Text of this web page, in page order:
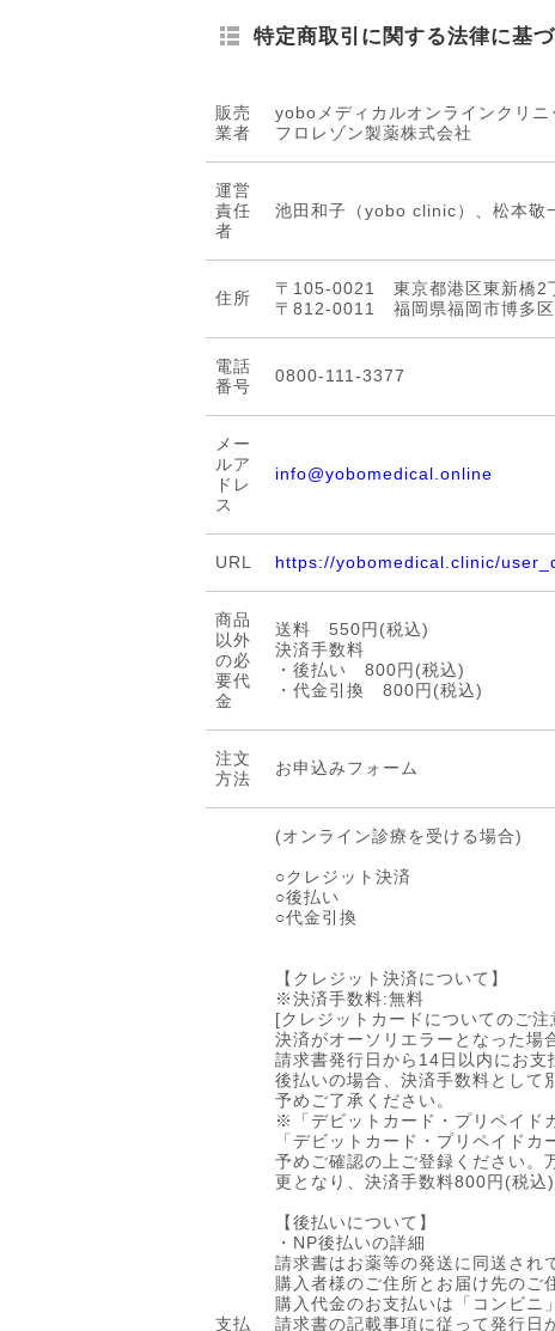
特定商取引に関する法律に基
販売
業者
yoboメディカルオンラインクリニ
フロレゾン製薬株式会社
運営
責任
者
池田和子（yobo clinic）、松本敬
住所
〒105-0021 東京都港区東新橋
〒812-0011 福岡県福岡市博多
電話
番号
0800-111-3377
メー
ルア
ドレ
ス
info@yobomedical.online
URL https://yobomedical.clinic/
商品
以外
の必
要代
金
送料 550円(税込)
決済手数料
・後払い 800円(税込)
・代金引換 800円(税込)
注文
方法
お申込みフォーム
支払
(オンライン診療を受ける場合)
○クレジット決済
○後払い
○代金引換
【クレジット決済について】
※決済手数料:無料
[クレジットカードについてのご注
決済がオーソリエラーとなった場
請求書発行日から14日以内にお支
後払いの場合、決済手数料として
予めご了承ください。
※「デビットカード・プリペイド
「デビットカード・プリペイド
予めご確認の上ご登録ください。
更となり、決済手数料800円(税込
【後払いについて】
・NP後払いの詳細
請求書はお薬等の発送に同送され
購入者様のご住所とお届け先のご
購入代金のお支払いは「コンビニ
請求書の記載事項に従って発行日